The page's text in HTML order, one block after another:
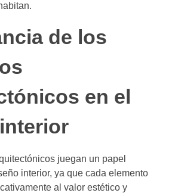
de los
en el
juegan un papel
interior, ya que cada elemento
al valor estético y